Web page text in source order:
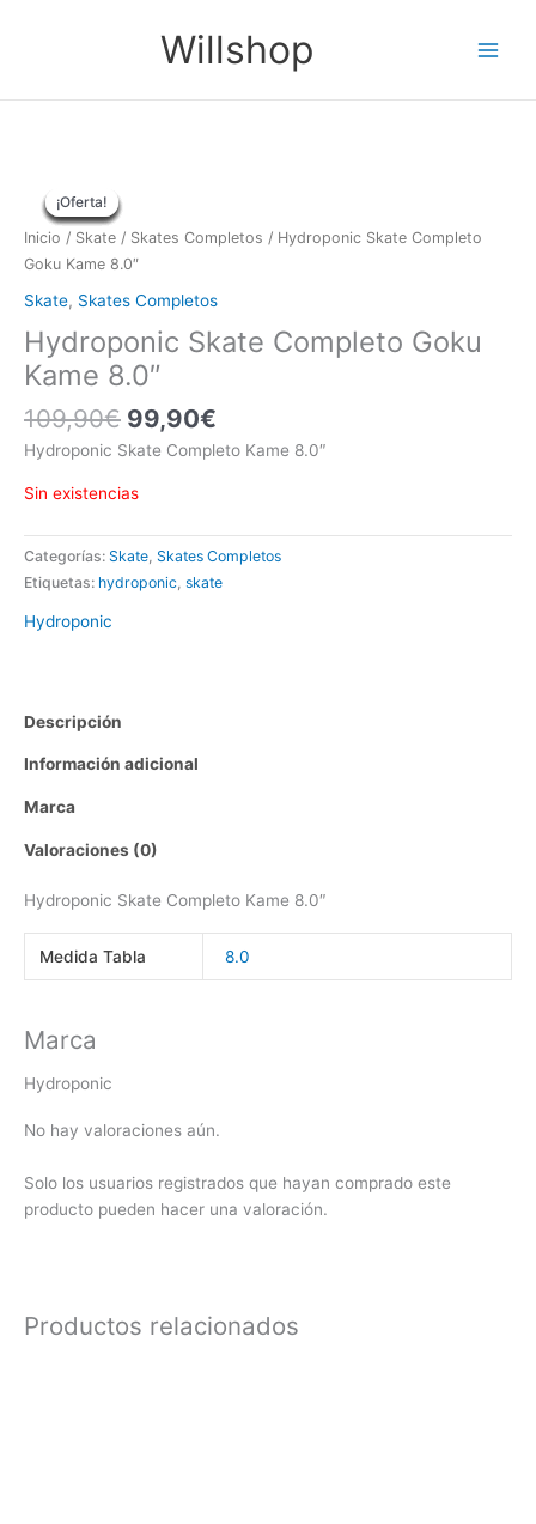
Willshop
Menu
¡Oferta!
Inicio / Skate / Skates Completos / Hydroponic Skate Completo
Goku Kame 8.0″
Skate, Skates Completos
Hydroponic Skate Completo Goku
Kame 8.0″
109,90€
original
era:
99,90€
actual
es:
Hydroponic Skate Completo Kame 8.0″
Sin existencias
Categorías: Skate, Skates Completos
Etiquetas: hydroponic, skate
Hydroponic
Descripción
Información adicional
Marca
Valoraciones (0)
Hydroponic Skate Completo Kame 8.0″
Medida Tabla 8.0
Marca
Hydroponic
No hay valoraciones aún.
Solo los usuarios registrados que hayan comprado este
producto pueden hacer una valoración.
Productos relacionados
¡Oferta!
¡Oferta!
precio
original
era:
99,90€.
es:
¡Oferta!
¡Oferta!
precio
original
era:
95,00€.
es:
¡Oferta!
¡Oferta!
precio
original
era:
109,90€.
es:
¡Oferta!
¡Oferta!
precio
original
era:
94,90€.
es: